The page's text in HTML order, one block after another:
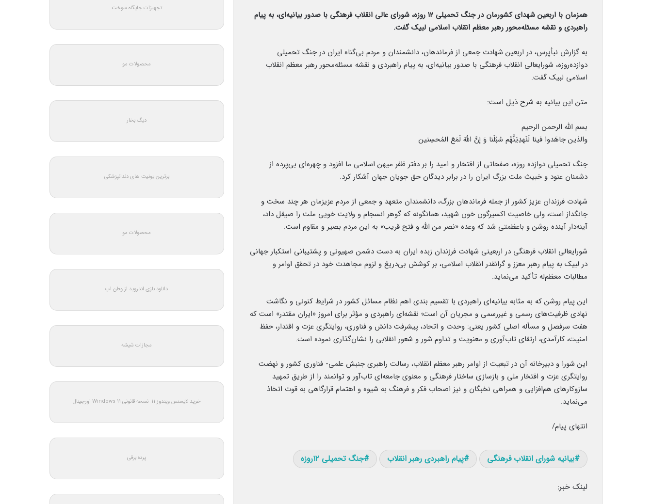
همزمان با اربعین شهدای کشورمان در جنگ تحمیلی ۱۲ روزه، شورای عالی‌ انقلاب فرهنگی با صدور بیانیه‌ای، به پیام
راهبردی و نقشه‌ مسئله‌محور رهبر معظم انقلاب اسلامی لبیک گفت.
به گزارش نبأپرس، در اربعین شهادت جمعی از فرماندهان، دانشمندان و مردم بی‌گناه ایران در جنگ تحمیلی
دوازده‌روزه، شورایعالی انقلاب فرهنگی با صدور بیانیه‌ای، به پیام راهبردی و نقشه‌ مسئله‌محور رهبر معظم انقلاب
اسلامی لبیک گفت.
متن این بیانیه به شرح ذیل است:
بسم الله الرحمن الرحیم
والذین جاهَدوا فینا لَنَهدِیَنَّهُم سُبُلَنا وَ إنَّ اللهَ لَمَعَ المُحسِنین
جنگ تحمیلی دوازده روزه، صفحاتی از افتخار و امید را بر دفتر ظفر میهن اسلامی ما افزود و چهره‌ای بی‌پرده از
دشمنان عنود و خبیث ملت بزرگ ایران را در برابر دیدگان حق جویان جهان آشکار کرد.
شهادت فرزندان عزیز کشور از جمله فرماندهان بزرگ، دانشمندان متعهد و جمعی از مردم عزیزمان هر چند سخت و
جانگداز است، ولی خاصیت اکسیرگون خون شهید، همانگونه که گوهر انسجام و ولایت خویی ملت را صیقل داد،
آینه‌دار آینده روشن و باعظمتی شد که وعده «نصر من الله و فتح قریب» به این مردم بصیر و مقاوم است.
شورایعالی انقلاب فرهنگی در اربعینی شهادت فرزندان زبده ایران به دست دشمن صهیونی و پشتیبانی استکبار جهانی
در لبیک به پیام رهبر معزز و گرانقدر انقلاب اسلامی، بر کوشش بی‌‌دریغ و لزوم مجاهدت خود در تحقق اوامر و
مطالبات معظم‌له تأکید می‌نماید.
این پیام روشن که به مثابه بیانیه‌ای راهبردی با تقسیم بندی اهم نظام مسائل کشور در شرایط کنونی و نگاشت
نهادی ظرفیت‌های رسمی و غیررسمی و مجریان آن است؛ نقشه‌ای راهبردی و مؤثر برای امروز «ایران مقتدر» است که
هفت سرفصل و مسأله اصلی کشور یعنی: وحدت و اتحاد، پیشرفت دانش و فناوری، روایتگری عزت و اقتدار، حفظ
امنیت، کارآمدی، ارتقای تاب‌آوری و معنویت و تداوم شور و شعور انقلابی را نشان‌گذاری نموده است.
این شورا و دبیرخانه آن در تبعیت از اوامر رهبر معظم انقلاب، رسالت راهبری جنبش علمی- فناوری کشور و نهضت
روایتگری عزت و افتخار ملی و بازسازی ساختار فرهنگی و معنوی جامعه‌ای تاب‌آور و توانمند را از طریق تمهید
سازوکارهای هم‌افزایی و همراهی نخبگان و نیز اصحاب فکر و فرهنگ به شیوه و اهتمام قرارگاهی به قوت اتخاذ
می‌نماید.
انتهای پیام/
بیانیه شورای انقلاب فرهنگی پیام راهبردی رهبر انقلاب جنگ تحمیلی ۱۲روزه
لینک خبر:
تجهیزات جایگاه سوخت
محصولات مو
دیگ بخار
برترین یونیت های دندانپزشکی
محصولات مو
دانلود بازی اندروید از وطن اپ
مجازات شیشه
خرید لایسنس ویندوز 11: نسخه قانونی Windows 11 اورجینال
پرده برقی